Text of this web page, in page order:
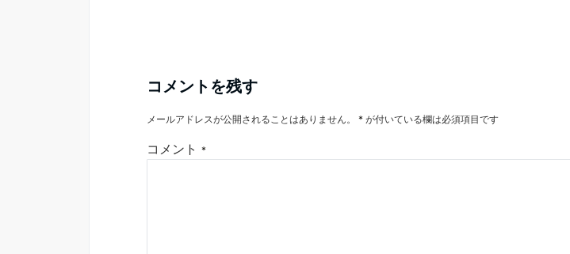
コメントを残す
メールアドレスが公開されることはありません。 * が付いている欄は必須項目です
コメント *